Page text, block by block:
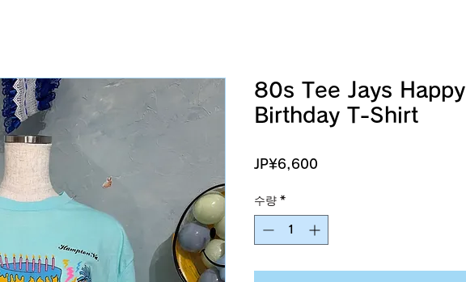
80s Tee Jays Happy
Birthday T-Shirt
JP¥6,600
수량 *